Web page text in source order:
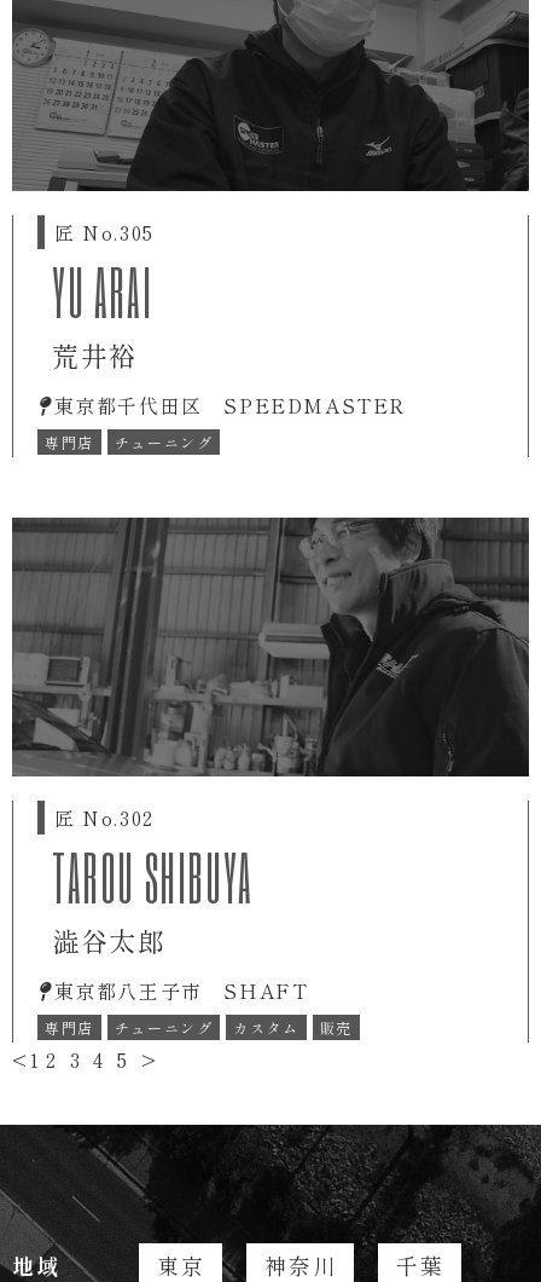
匠 No.305
YU ARAI
荒井裕
東京都千代田区 SPEEDMASTER
専門店 チューニング
匠 No.302
TAROU SHIBUYA
澁谷太郎
東京都八王子市 SHAFT
専門店 チューニング カスタム 販売
<1 2 3 4 5 >
地域 東京 神奈川 千葉